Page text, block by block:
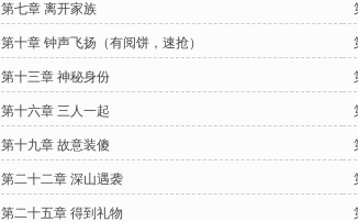
第七章 离开家族
第十章 钟声飞扬（有阅饼，速抢）
第十三章 神秘身份
第十六章 三人一起
第十九章 故意装傻
第二十二章 深山遇袭
第二十五章 得到礼物